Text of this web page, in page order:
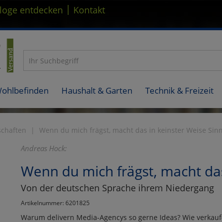
entdecken | Kontakt
Haushalt & Garten Technik & Freizeit
Wenn du mich frägst, macht das in keinster Weise
Andreas Hock:
Wenn du mich frägst, macht
Von der deutschen Sprache ihrem Niedergang
Artikelnummer: 6201825
Warum delivern Media-Agencys so gerne Ideas? Wie